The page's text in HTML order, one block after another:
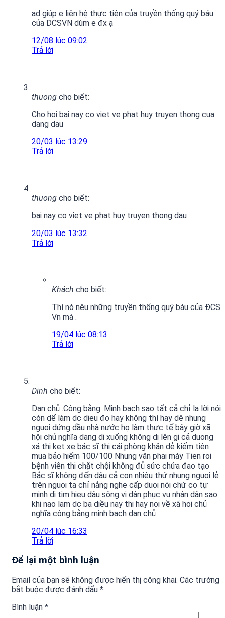
ad giúp e liên hệ thực tiện của truyền thống quý báu
của DCSVN dùm e đx ạ
12/08 lúc 09:02
Trả lời
thuong cho biết:
Cho hoi bai nay co viet ve phat huy truyen thong cua
dang dau
20/03 lúc 13:29
Trả lời
thuong cho biết:
bai nay co viet ve phat huy truyen thong dau
20/03 lúc 13:32
Trả lời
Khách cho biết:
Thì nó nêu những truyền thống quý báu của ĐCS
Vn mà .
19/04 lúc 08:13
Trả lời
Dinh cho biết:
Dan chủ .Công bằng .Minh bạch sao tất cả chỉ la lời nói
còn dể làm dc dieu đo hay không thì hay dê nhung
nguoi dứng dầu nhà nước họ làm thực tế bây giờ xã
hội chủ nghĩa dang di xuống không di lên gi cả duong
xá thi ket xe bác sĩ thi cái phòng khăn dẻ kiếm tiên
mua bảo hiểm 100/100 Nhung vân phai máy Tien roi
bệnh viên thi chặt chội không đủ sức chứa đao tạo
Bắc sĩ không đến dâu cả con nhiêu thứ nhung nguoi lẻ
trên nguoi ta chỉ nắng nghe cấp duoi nói chứ co tự
minh di tim hieu dâu sông vi dân phục vu nhân dân sao
khi nao lam dc ba diều nay thi hay noi về xã hoi chủ
nghĩa công bằng minh bạch dan chủ
20/04 lúc 16:33
Trả lời
Để lại một bình luận
Email của bạn sẽ không được hiển thị công khai. Các trường
bắt buộc được đánh dấu *
Bình luận *